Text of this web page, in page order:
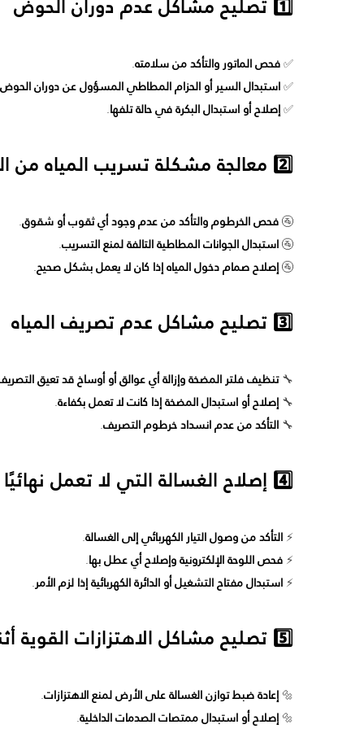
1️⃣ تصليح مشاكل عدم دوران الحوض
✅فحص الماتور والتأكد من سلامته.
✅استبدال السير أو الحزام المطاطي المسؤول عن دوران الحوض
✅إصلاح أو استبدال البكرة في حالة تلفها.
2️⃣ معالجة مشكلة تسريب المياه من الغسالة
🚰فحص الخرطوم والتأكد من عدم وجود أي ثقوب أو شقوق.
🚰استبدال الجوانات المطاطية التالفة لمنع التسريب.
🚰إصلاح صمام دخول المياه إذا كان لا يعمل بشكل صحيح.
3️⃣ تصليح مشاكل عدم تصريف المياه
🔧تنظيف فلتر المضخة وإزالة أي عوالق أو أوساخ قد تعيق
🔧إصلاح أو استبدال المضخة إذا كانت لا تعمل بكفاءة.
🔧التأكد من عدم انسداد خرطوم التصريف.
4️⃣ إصلاح الغسالة التي لا تعمل نهائيًا
⚡التأكد من وصول التيار الكهربائي إلى الغسالة.
⚡فحص اللوحة الإلكترونية وإصلاح أي عطل بها.
⚡استبدال مفتاح التشغيل أو الدائرة الكهربائية إذا لزم الأمر.
5️⃣ تصليح مشاكل الاهتزازات القوية أثناء التشغيل
🔩إعادة ضبط توازن الغسالة على الأرض لمنع الاهتزازات.
🔩إصلاح أو استبدال ممتصات الصدمات الداخلية.